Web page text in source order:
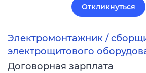
Откликнуться
Электромонтажник /
электрощитового
Договорная зарплата